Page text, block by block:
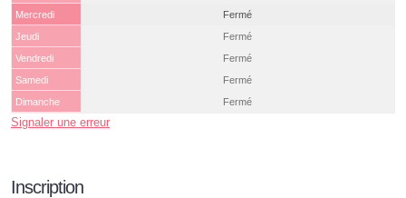
Mercredi
Fermé
Jeudi
Fermé
Vendredi
Fermé
Samedi
Fermé
Dimanche
Fermé
Signaler une erreur
Inscription